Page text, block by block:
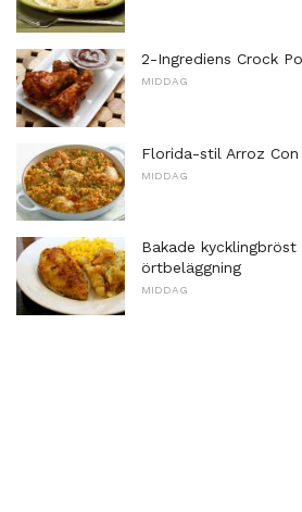
2-Ingrediens Crock
MIDDAG
Florida-stil Arroz
MIDDAG
Bakade
örtbeläggning
MIDDAG